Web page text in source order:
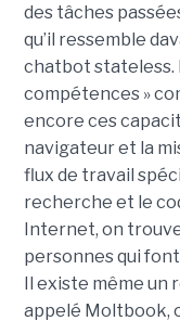
des tâches
qu’il ressemble
chatbot stateless.
compétences »
encore ces
navigateur et la
flux de travail
recherche et le
Internet, on
personnes qui
Il existe même un
appelé Moltbook,